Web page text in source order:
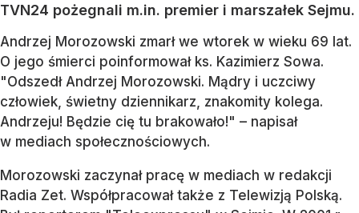
TVN24 pożegnali m.in. premier i marszałek Sejmu.
Andrzej Morozowski zmarł we wtorek w wieku 69 lat.
O jego śmierci poinformował ks. Kazimierz Sowa.
"Odszedł Andrzej Morozowski. Mądry i uczciwy
człowiek, świetny dziennikarz, znakomity kolega.
Andrzeju! Będzie cię tu brakowało!" – napisał
w mediach społecznościowych.
Morozowski zaczynał pracę w mediach w redakcji
Radia Zet. Współpracował także z Telewizją Polską.